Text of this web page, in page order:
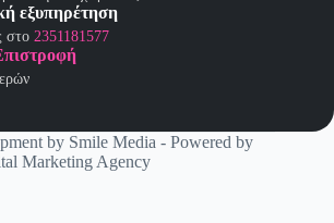
εξυπηρέτηση
στο 2351181577
by Smile Media - Powered by
Marketing Agency